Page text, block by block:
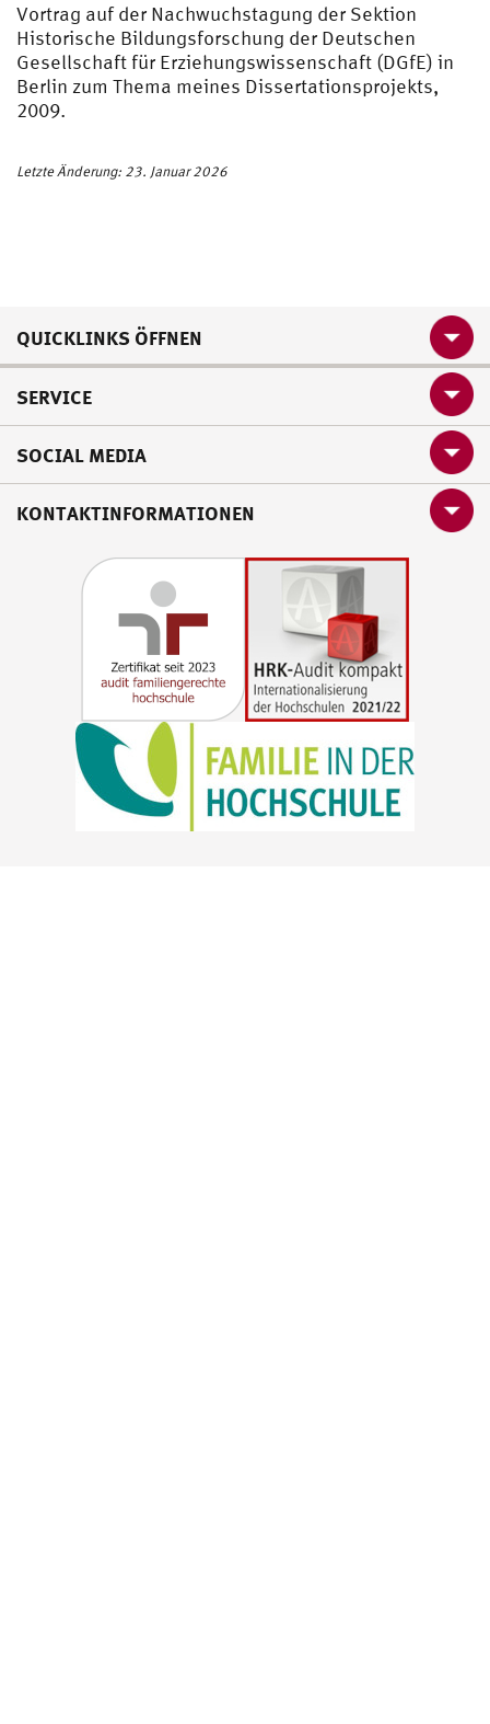
Vortrag auf der Nachwuchstagung der Sektion
Historische Bildungsforschung der Deutschen
Gesellschaft für Erziehungswissenschaft (DGfE) in
Berlin zum Thema meines Dissertationsprojekts,
2009.
Letzte Änderung: 23. Januar 2026
QUICKLINKS ÖFFNEN
SERVICE
SOCIAL MEDIA
KONTAKTINFORMATIONEN